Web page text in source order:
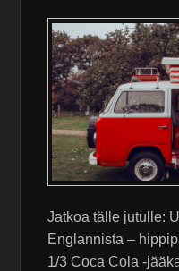
Jatkoa tälle jutulle:
Englannista –
1/3 Coca Cola -